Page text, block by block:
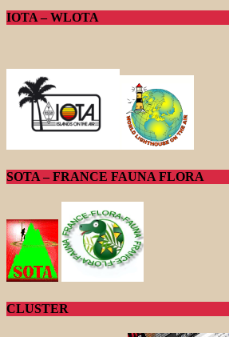
IOTA – WLOTA
SOTA – FRANCE FAUNA FLORA
CLUSTER